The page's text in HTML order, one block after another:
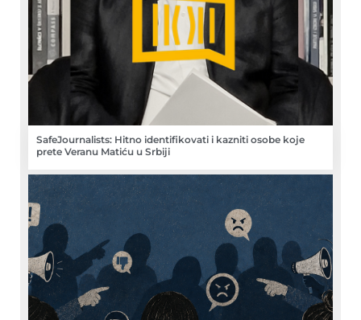
SafeJournalists: Hitno identifikovati i kazniti osobe koje
prete Veranu Matiću u Srbiji